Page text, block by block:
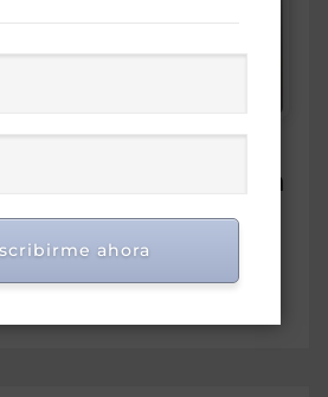
coordinan
para fortalecer la
educación
ahora